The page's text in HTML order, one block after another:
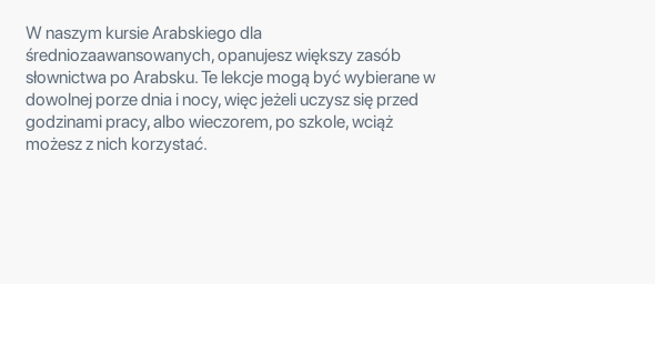
W naszym kursie Arabskiego dla
średniozaawansowanych, opanujesz większy zasób
słownictwa po Arabsku. Te lekcje mogą być wybierane w
dowolnej porze dnia i nocy, więc jeżeli uczysz się przed
godzinami pracy, albo wieczorem, po szkole, wciąż
możesz z nich korzystać.